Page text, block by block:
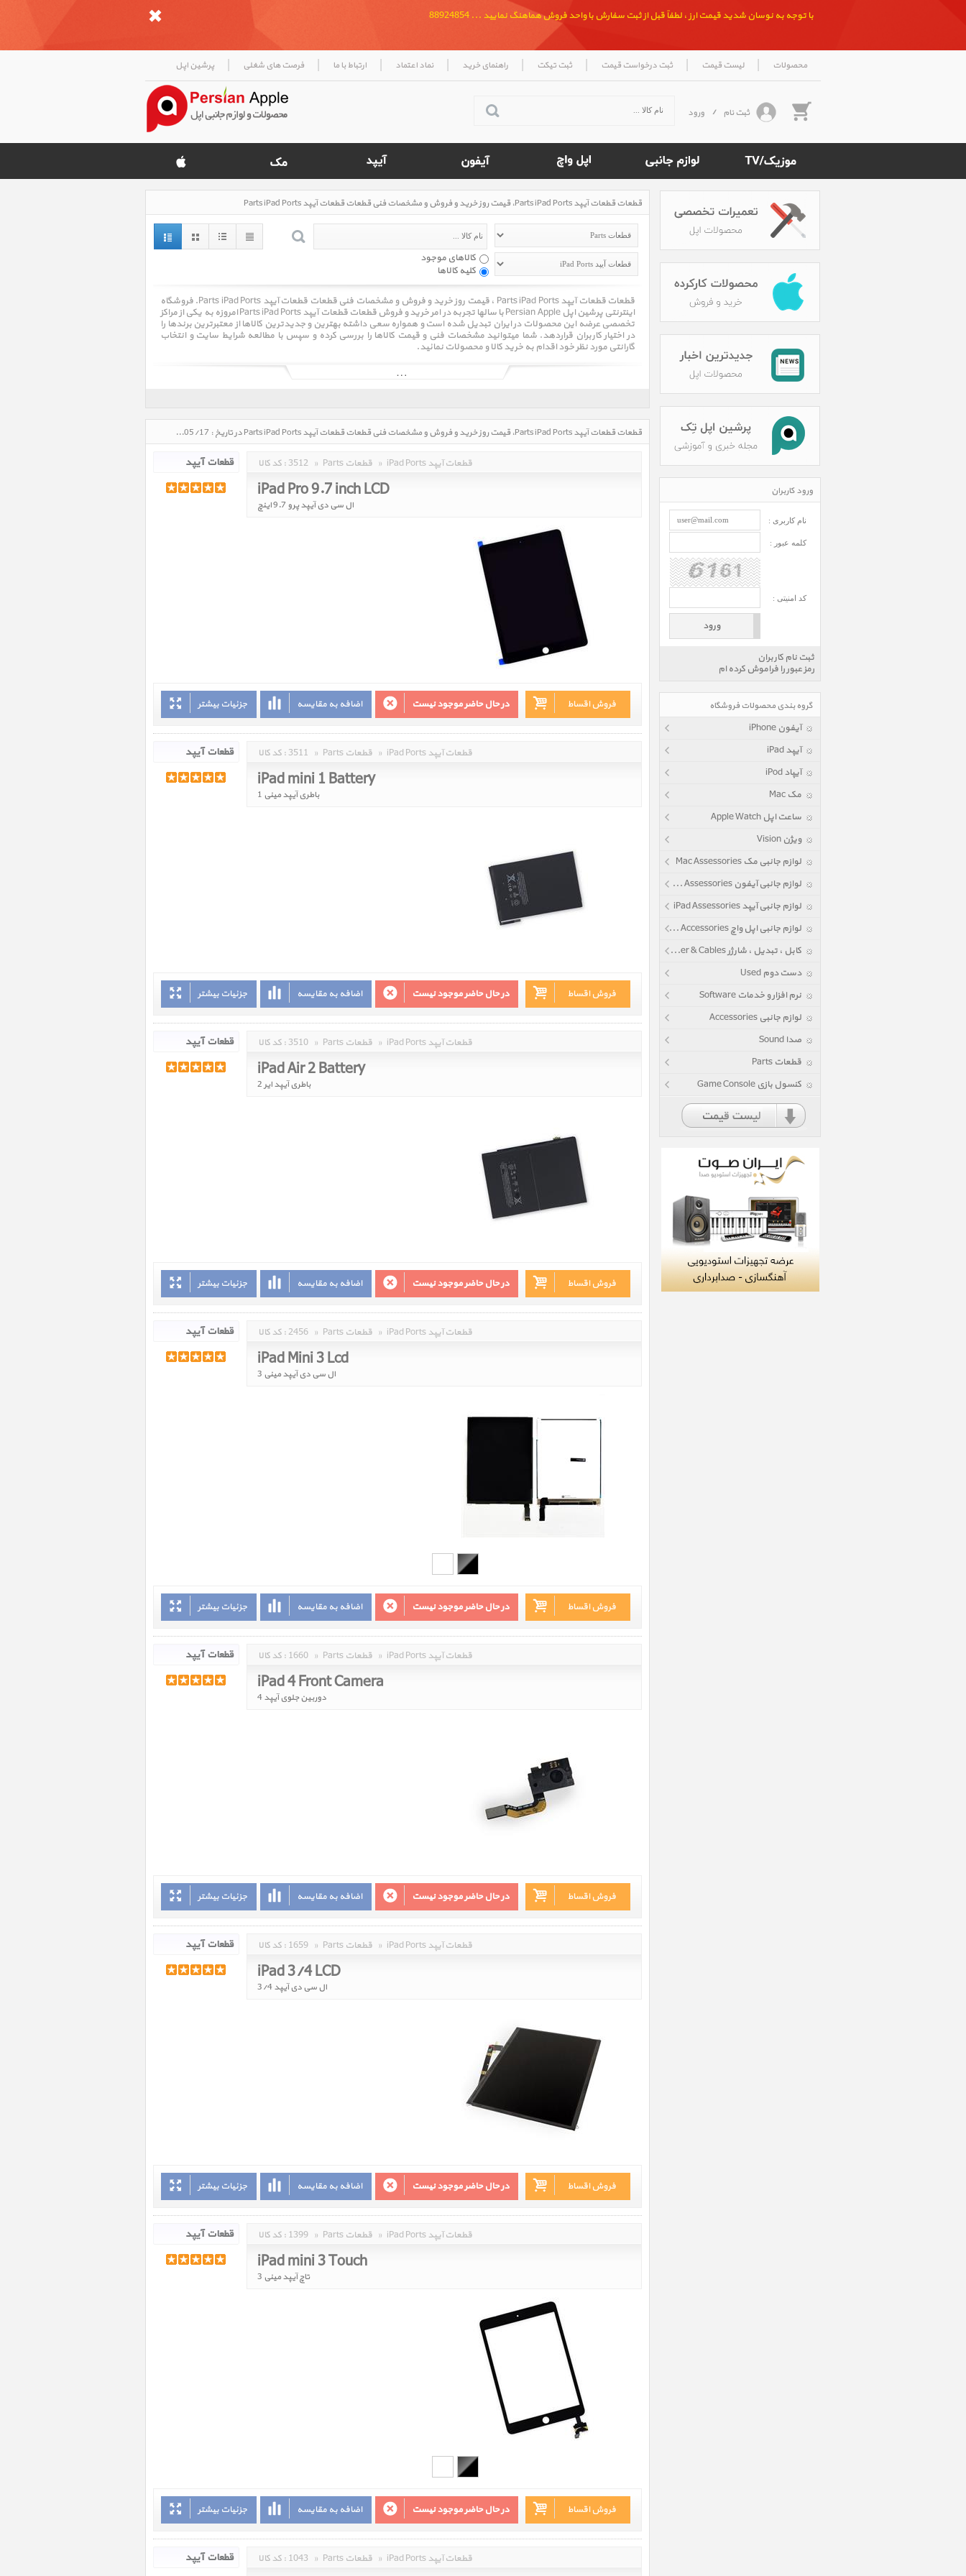
با توجه به نوسان شدید قیمت ارز ، لطفاً قبل از ثبت سفارش با واحد فروش هماهنگ نمایید ... 88924854
محصولات | لیست قیمت | ثبت درخواست قیمت | ثبت تیکت | راهنمای خرید | نماد اعتماد | ارتباط با ما | فرصت های شغلی | پرشین اپل
ثبت نام / ورود
قطعات قطعات آیپد Parts iPad Ports، قیمت روز خرید و فروش و مشخصات فنی قطعات قطعات آیپد Parts iPad Ports
کالاهای موجود
کلیه کالاها
قطعات قطعات آیپد Parts iPad Ports ، قیمت روز خرید و فروش و مشخصات فنی قطعات قطعات آیپد Parts iPad Ports. فروشگاه
اینترنتی پرشین اپل Persian Apple با سالها تجربه در امر خرید و فروش قطعات قطعات آیپد Parts iPad Ports امروزه به یکی از مراکز
تخصصی عرضه این محصولات در ایران تبدیل شده است و همواره سعی داشته بهترین و جدیدترین کالاها از معتبرترین برندها را
در اختیار کاربران قراردهد. شما میتوانید مشخصات فنی و قیمت کالاها را بررسی کرده و سپس با مطالعه شرایط سایت و انتخاب
گارانتی مورد نظر خود اقدام به خرید کالا و محصولات نمائید.
قطعات قطعات آیپد Parts iPad Ports، قیمت روز خرید و فروش و مشخصات فنی قطعات قطعات آیپد Parts iPad Ports در تاریخ : 1405/05/17 - ساعت : 10:46
کد کالا : 3512 » Parts قطعات » iPad Ports قطعات آیپد
iPad Pro 9.7 inch LCD
ال سی دی آیپد پرو 9.7 اینچ
جزئیات بیشتر اضافه به مقایسه در حال حاضر موجود نیست فروش اقساط
کد کالا : 3511 » Parts قطعات » iPad Ports قطعات آیپد
iPad mini 1 Battery
باطری آیپد مینی 1
جزئیات بیشتر اضافه به مقایسه در حال حاضر موجود نیست فروش اقساط
کد کالا : 3510 » Parts قطعات » iPad Ports قطعات آیپد
iPad Air 2 Battery
باطری آیپد ایر 2
جزئیات بیشتر اضافه به مقایسه در حال حاضر موجود نیست فروش اقساط
کد کالا : 2456 » Parts قطعات » iPad Ports قطعات آیپد
iPad Mini 3 Lcd
ال سی دی آیپد مینی 3
جزئیات بیشتر اضافه به مقایسه در حال حاضر موجود نیست فروش اقساط
کد کالا : 1660 » Parts قطعات » iPad Ports قطعات آیپد
iPad 4 Front Camera
دوربین جلوی آیپد 4
جزئیات بیشتر اضافه به مقایسه در حال حاضر موجود نیست فروش اقساط
کد کالا : 1659 » Parts قطعات » iPad Ports قطعات آیپد
iPad 3/4 LCD
ال سی دی آیپد 3/4
جزئیات بیشتر اضافه به مقایسه در حال حاضر موجود نیست فروش اقساط
کد کالا : 1399 » Parts قطعات » iPad Ports قطعات آیپد
iPad mini 3 Touch
تاچ آیپد مینی 3
جزئیات بیشتر اضافه به مقایسه در حال حاضر موجود نیست فروش اقساط
کد کالا : 1043 » Parts قطعات » iPad Ports قطعات آیپد
ورود کاربران
نام کاربری :
کلمه عبور :
کد امنیتی :
ثبت نام کاربران
رمز عبور را فراموش کرده ام
گروه بندی محصولات فروشگاه
آیفون iPhone
آیپد iPad
آیپاد iPod
مک Mac
ساعت اپل Apple Watch
ویژن Vision
لوازم جانبی مک Mac Assessories
لوازم جانبی آیفون iPhone Assessories
لوازم جانبی آیپد iPad Assessories
لوازم جانبی اپل واچ Apple Watch Accessories
کابل ، تبدیل ، شارژر Power & Cables
دست دوم Used
نرم افزار و خدمات Software
لوازم جانبی Accessories
صدا Sound
قطعات Parts
کنسول بازی Game Console